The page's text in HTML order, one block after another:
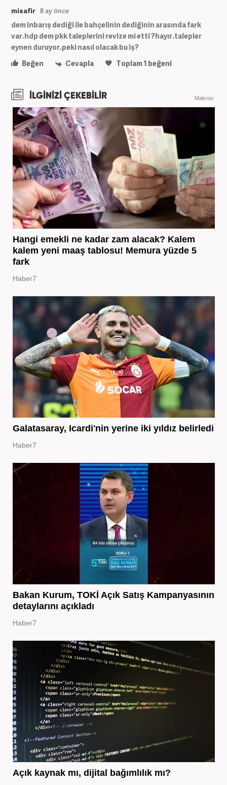
misafir 8 ay önce
dem inbarış dediği ile bahçelinin dediğinin arasında fark
var.hdp dem pkk taleplerini revize mi etti ?hayır.talepler
eynen duruyor.peki nasıl olacak bu iş?
Beğen
Cevapla Toplam1 beğeni
İLGİNİZİ ÇEKEBİLİR Makroo
Hangi emekli ne kadar zam alacak? Kalem
kalem yeni maaş tablosu! Memura yüzde 5
fark
Haber7
Galatasaray, Icardi'nin yerine iki yıldız belirledi
Haber7
Bakan Kurum, TOKİ Açık Satış Kampanyasının
detaylarını açıkladı
Haber7
Açık kaynak mı, dijital bağımlılık mı?